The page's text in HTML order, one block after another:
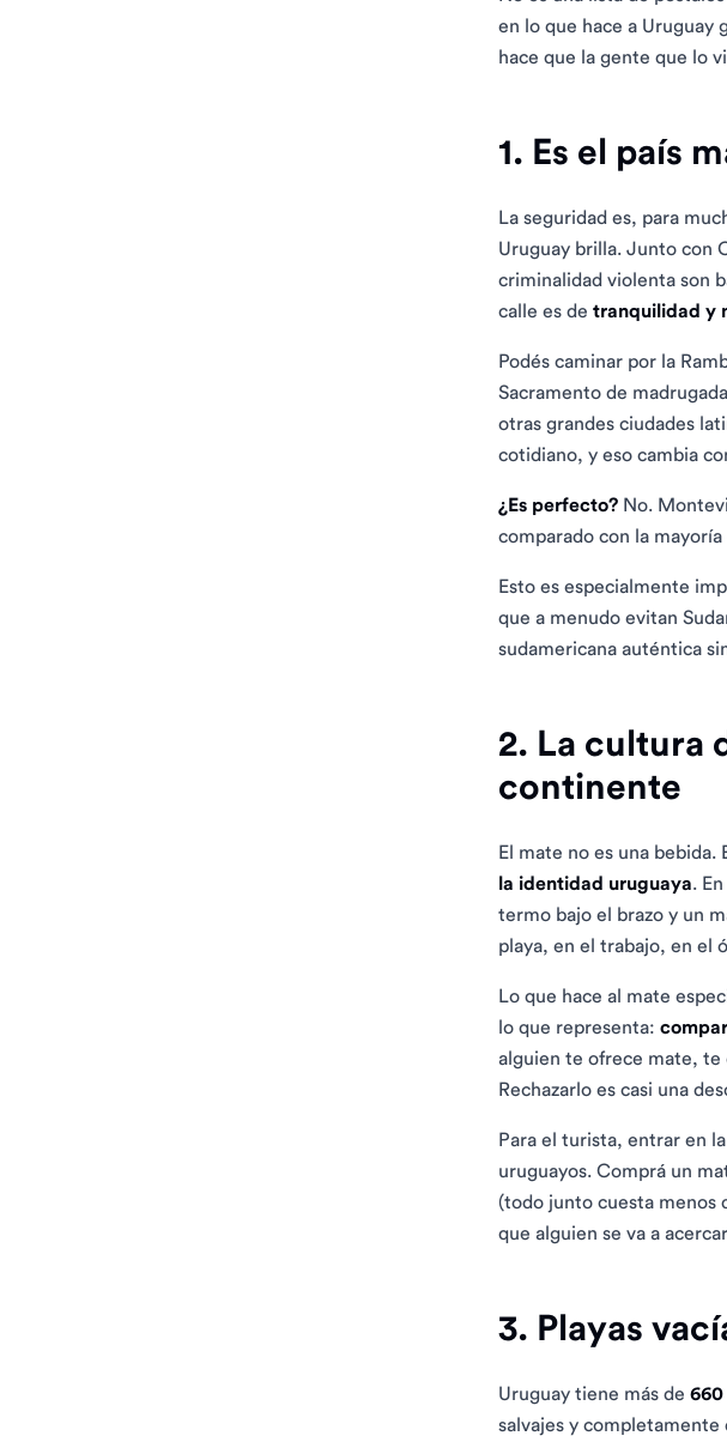
en lo que hace a
hace que la gente que lo
1. Es el país
La seguridad es, para
Uruguay brilla. Junto con
criminalidad violenta son
calle es de tranquilidad y
Podés caminar por la
Sacramento de
otras grandes ciudades
cotidiano, y eso cambia
¿Es perfecto? No.
comparado con la
Esto es especialmente
que a menudo evitan
sudamericana auténtica
2. La cultura
continente
El mate no es una bebida.
la identidad uruguaya.
termo bajo el brazo y un
playa, en el trabajo, en el
Lo que hace al mate
lo que representa:
alguien te ofrece mate, te
Rechazarlo es casi una
Para el turista, entrar en
uruguayos. Comprá un
(todo junto cuesta menos
que alguien se va a
3. Playas
Uruguay tiene más de
salvajes y completamente